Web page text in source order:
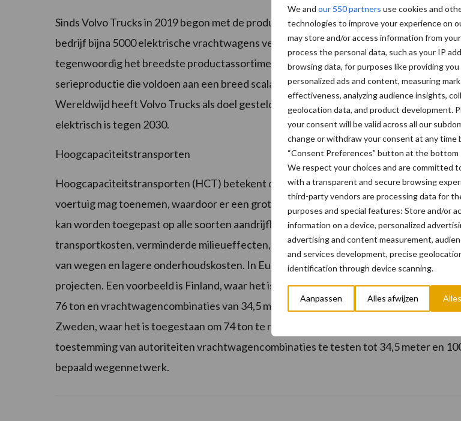
We and our 550 partners use cookies and
technologies to improve your experience on
may store and/or access information from
process the personal data, such as your IP
browsing data, for purposes like providing
personalized ads and content, measuring
effectiveness, analyzing audience insights,
geolocation data, and product development.
your consent will be valid across all our
change or withdraw your consent at any time
“Consent Preferences” button at the bottom
We respect your choices and are committed
with a transparent and secure browsing
third-party vendors are processing data for
purposes and special features: Store and/or
information on a device, personalized
advertising and content measurement,
and services development, precise
identification through device scanning.
Aanpassen Alles afwijzen
Sinds Volvo Trucks in 2019 begon met de productie van volledig elektrische
bedrijf bijna 5000 elektrische vrachtwagens verkocht in 40 landen over de hele wereld.
tegenwoordig het breedste productassortiment in de industrie met zes elektrische
serieproductie die voldoen aan een breed scala aan transportbehoeften in en tussen
Wereldwijd heeft Volvo Trucks als doel gesteld dat de helft van alle verkochte
elektrisch is tegen 2030.
Hoogcapaciteitstransporten
Hoogcapaciteitstransporten (HCT) betekent dat de lengte en/of het totaalgewicht
voertuig mag toenemen, waardoor er een grotere lading per voertuig kan worden
kan worden toegepast op alle soorten aandrijflijnen. Het idee is dat HCT zal bijdragen
transportkosten, verminderde milieueffecten, verhoogde verkeersveiligheid,
van wegen en lagere onderhoudskosten. In Europa zijn er verschillende lopende en
projecten. Een voorbeeld is Finland, waar het is toegestaan om te rijden met een
76 ton en vrachtwagencombinaties van 34,5 meter op de meeste wegen. Een ander
Zweden, waar het is toegestaan ​​om 74 ton te rijden (op het BK4-wegennetwerk) en met
toestemming van autoriteiten vrachtwagencombinaties te testen tot 34,5 meter en
bepaald wegennetwerk.